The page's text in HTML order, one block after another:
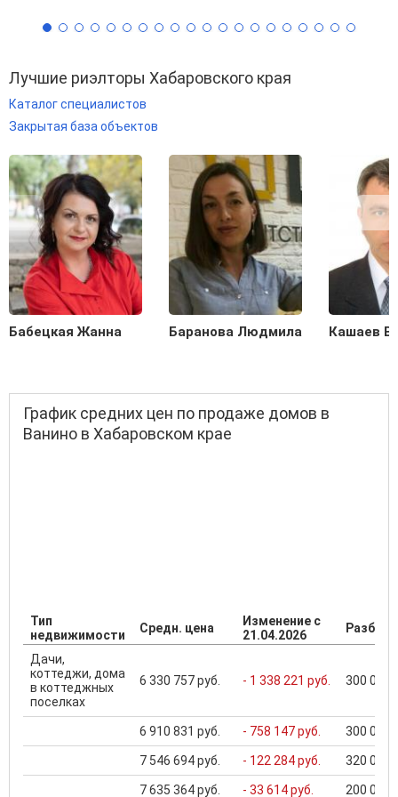
Лучшие риэлторы Хабаровского края
Каталог специалистов
Закрытая база объектов
Бабецкая Жанна Баранова Людмила Кашаев
График средних цен по продаже домов в
Ванино в Хабаровском крае
Тип
недвижимости
Средн. цена
Изменение с
21.04.2026
Дачи,
коттеджи, дома
в коттеджных
поселках
6 330 757 руб. - 1 338 221 руб. 300 000
6 910 831 руб. - 758 147 руб. 300 000
7 546 694 руб. - 122 284 руб. 320 000
7 635 364 руб. - 33 614 руб. 200 000